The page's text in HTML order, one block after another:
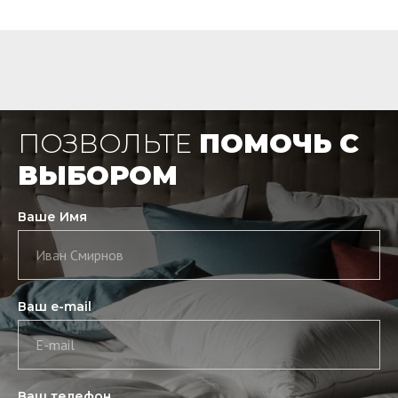
ПОЗВОЛЬТЕ ПОМОЧЬ С
ВЫБОРОМ
Ваше Имя
Иван Смирнов
Ваш e-mail
E-mail